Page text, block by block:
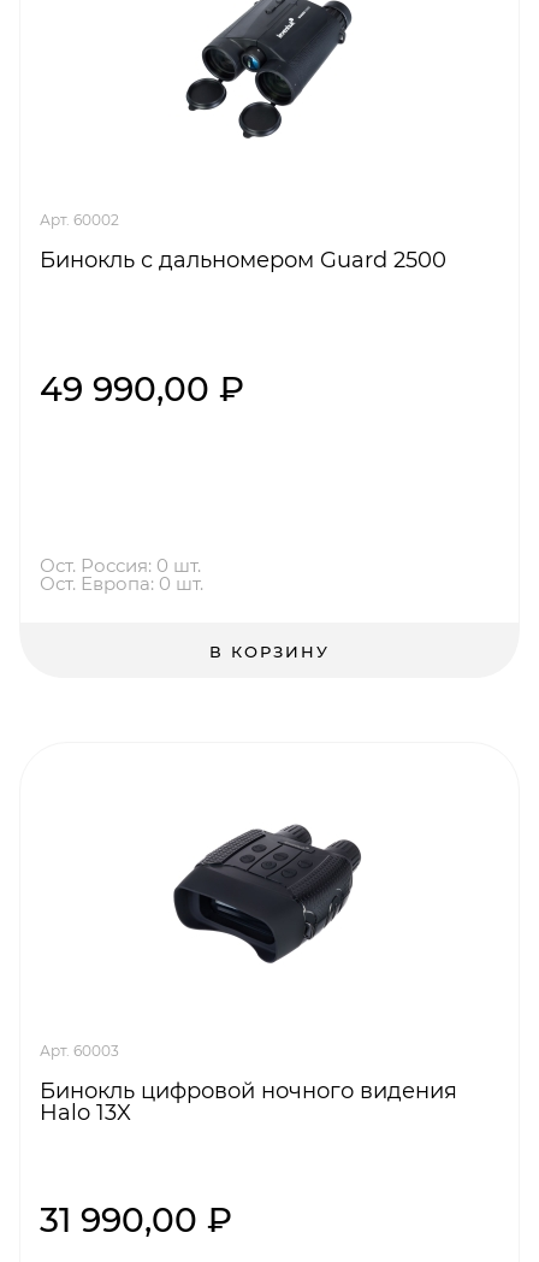
Арт. 60002
Бинокль с дальномером Guard 2500
49 990,00 ₽
Ост. Россия: 0 шт.
Ост. Европа: 0 шт.
В КОРЗИНУ
Арт. 60003
Бинокль цифровой ночного видения
Halo 13X
31 990,00 ₽